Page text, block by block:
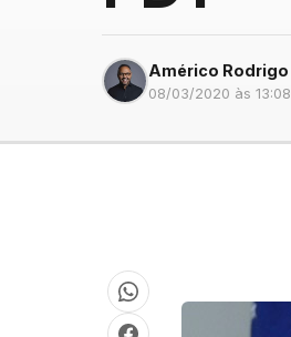
Américo Rodrigo
08/03/2020 às 13:08